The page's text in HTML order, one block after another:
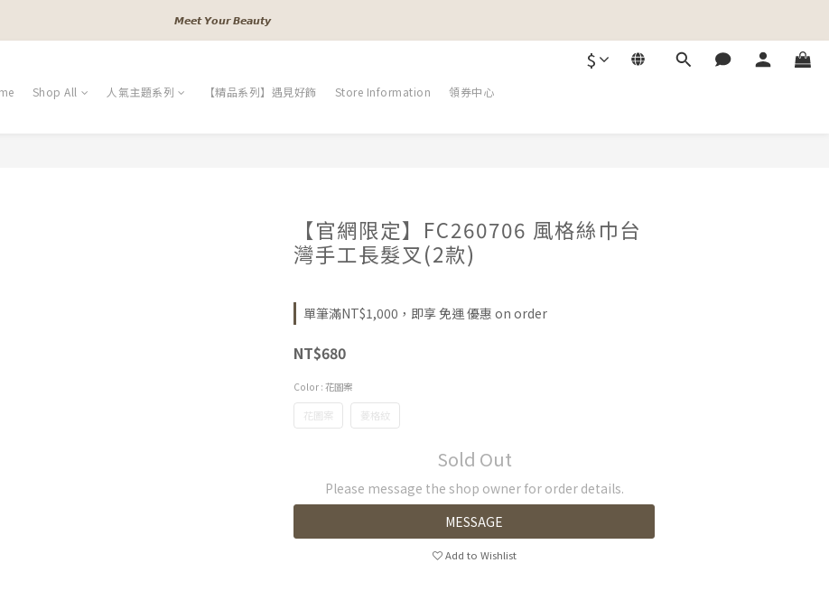
𝓐 𝓰𝓲𝓻𝓵𝓼 𝓫𝓮𝓼𝓽 𝓯𝓻𝓲𝓮𝓷𝓭𝓼
𝙈𝙚𝙚𝙩 𝙔𝙤𝙪𝙧 𝘽𝙚𝙖𝙪𝙩𝙮
$
Shop All 人氣主題系列 【精品系列】遇見好飾 Store Information 領券中心
【官網限定】FC260706 風格絲巾台
灣手工長髮叉(2款)
單筆滿NT$1,000，即享 免運 優惠 on order
NT$680
Color : 花圖案
花圖案 菱格紋
Sold Out
Please message the shop owner for order details.
MESSAGE
Add to Wishlist